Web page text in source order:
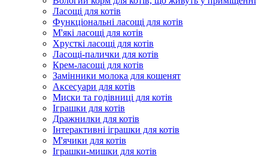
Ласощі для котів
Функціональні ласощі для котів
М'які ласощі для котів
Хрусткі ласощі для котів
Ласощі-палички для котів
Крем-ласощі для котів
Замінники молока для кошенят
Аксесуари для котів
Миски та годівниці для котів
Іграшки для котів
Дражнилки для котів
Інтерактивні іграшки для котів
М'ячики для котів
Іграшки-мишки для котів